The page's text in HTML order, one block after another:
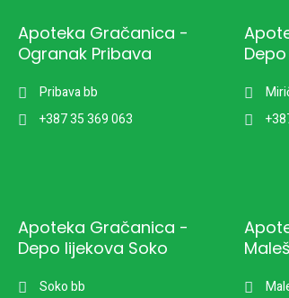
Apoteka Gračanica -
Ogranak Pribava
Pribava bb
+387 35 369 063
Apoteka Gračanica -
Depo lijekova Soko
Soko bb